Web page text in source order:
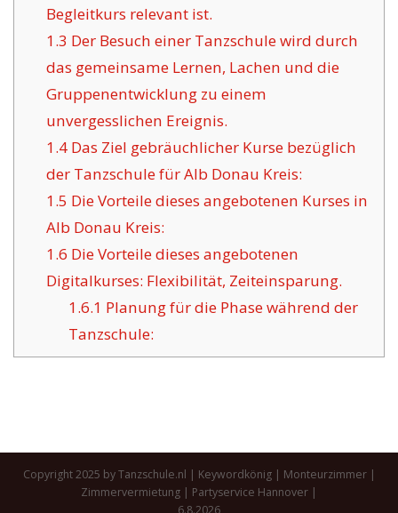
Begleitkurs relevant ist.
1.3 Der Besuch einer Tanzschule wird durch
das gemeinsame Lernen, Lachen und die
Gruppenentwicklung zu einem
unvergesslichen Ereignis.
1.4Das Ziel gebräuchlicher Kurse bezüglich
der Tanzschule für Alb Donau Kreis:
1.5 Die Vorteile dieses angebotenen Kurses in
Alb Donau Kreis:
1.6 Die Vorteile dieses angebotenen
Digitalkurses: Flexibilität, Zeiteinsparung.
1.6.1 Planung für die Phase während der
Tanzschule:
Copyright 2025 by Tanzschule.nl | Keywordkönig| Monteurzimmer|
Zimmervermietung | Partyservice Hannover |
6.8.2026